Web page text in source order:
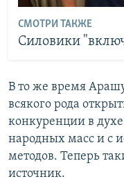
СМОТРИ ТАКЖЕ
Силовики
​В то же время
всякого рода
конкуренции в
народных масс и с
методов. Теперь
источник.